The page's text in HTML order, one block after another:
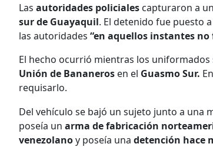
Las autoridades policiales capturaron a
sur de Guayaquil. El detenido fue puesto
las autoridades “en aquellos instantes
El hecho ocurrió mientras los
Unión de Bananeros en el Guasmo Sur.
requisarlo.
Del vehículo se bajó un sujeto junto a una
poseía un arma de fabricación
venezolanoy poseía una detención hace